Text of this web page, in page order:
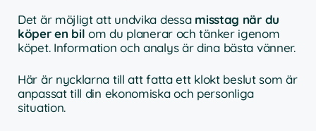
Det är möjligt att undvika dessamisstag när du
köper en bilom du planerar och tänker igenom
köpet. Information och analys är dina bästa vänner.
Här är nycklarna till att fatta ett klokt beslut som är
anpassat till din ekonomiska och personliga
situation.